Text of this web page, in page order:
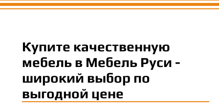
Купите качественную
мебель в Мебель Руси -
широкий выбор по
выгодной цене